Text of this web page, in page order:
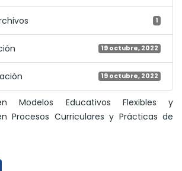
1
19 octubre, 2022
19 octubre, 2022
Modelos Educativos Flexibles y
Procesos Curriculares y Prácticas de